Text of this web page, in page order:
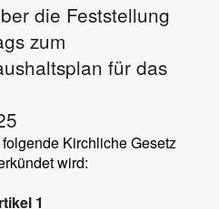
die Feststellung
zum
für das
Kirchliche Gesetz
wird:
1